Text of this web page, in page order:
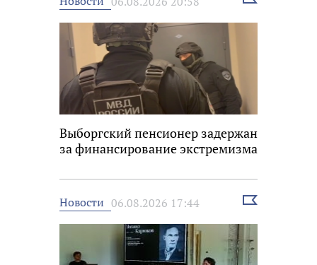
Выборгский пенсионер задержан
за финансирование экстремизма
Новости 06.08.2026 17:44
Выбрать